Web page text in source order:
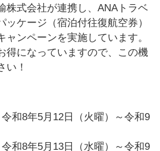
株式会社が連携し、ANAトラベ
ッケージ（宿泊付往復航空券）
ャンペーンを実施しています。
得になっていますので、この機
い！
令和8年5月12日（火曜）～令和9
令和8年5月13日（水曜）～令和9